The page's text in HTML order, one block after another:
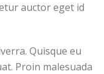
auctor eget id
Quisque eu
Proin malesuada